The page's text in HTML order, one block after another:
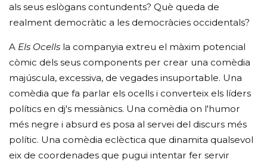
als seus eslògans contundents? Què queda de
realment democràtic a les democràcies occidentals?
A Els Ocells la companyia extreu el màxim potencial
còmic dels seus components per crear una comèdia
majúscula, excessiva, de vegades insuportable. Una
comèdia que fa parlar els ocells i converteix els líders
polítics en dj's messiànics. Una comèdia on l'humor
més negre i absurd es posa al servei del discurs més
polític. Una comèdia eclèctica que dinamita qualsevol
eix de coordenades que pugui intentar fer servir